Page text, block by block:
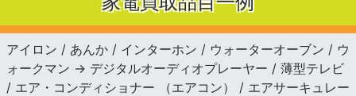
アイロン / あんか / インターホン / ウォーターオーブン / ウ
ォークマン → デジタルオーディオプレーヤー / 薄型テレビ
/ エア・コンディショナー （エアコン） / エアサーキュレー